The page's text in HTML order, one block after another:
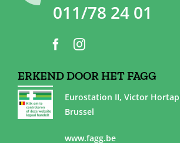
011/78 24 01
ERKEND DOOR HET FAGG
Eurostation II, Victor
Brussel
www.fagg.be